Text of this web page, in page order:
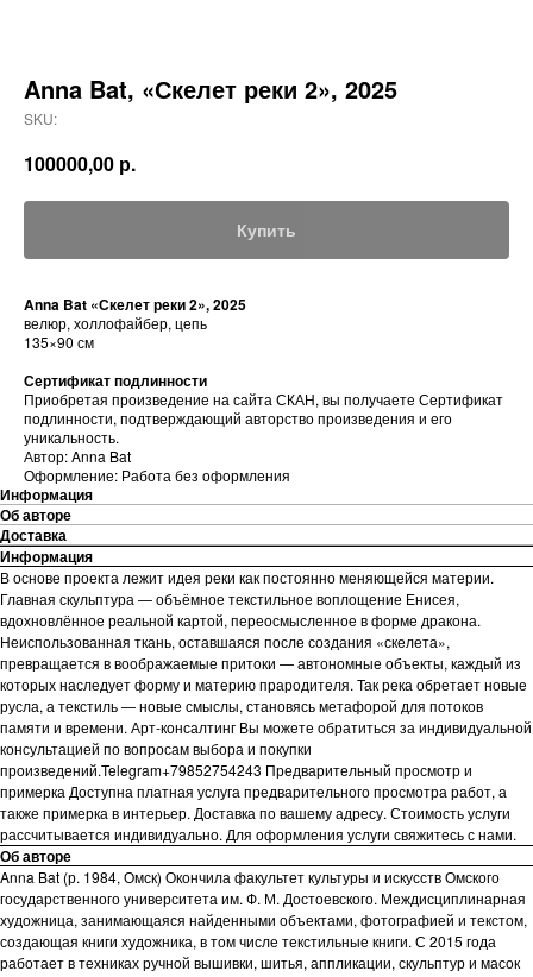
Anna Bat, «Скелет реки 2», 2025
SKU:
100000,00 р.
Купить
Anna Bat «Скелет реки 2», 2025
велюр, холлофайбер, цепь
135×90 см
Сертификат подлинности
Приобретая произведение на сайта СКАН, вы получаете Сертификат
подлинности, подтверждающий авторство произведения и его
уникальность.
Автор: Anna Bat
Оформление: Работа без оформления
Информация
Об авторе
Доставка
Информация
В основе проекта лежит идея реки как постоянно меняющейся материи.
Главная скульптура — объёмное текстильное воплощение Енисея,
вдохновлённое реальной картой, переосмысленное в форме дракона.
Неиспользованная ткань, оставшаяся после создания «скелета»,
превращается в воображаемые притоки — автономные объекты, каждый из
которых наследует форму и материю прародителя. Так река обретает новые
русла, а текстиль — новые смыслы, становясь метафорой для потоков
памяти и времени. Арт-консалтинг Вы можете обратиться за индивидуальной
консультацией по вопросам выбора и покупки
произведений.Telegram+79852754243 Предварительный просмотр и
примерка Доступна платная услуга предварительного просмотра работ, а
также примерка в интерьер. Доставка по вашему адресу. Стоимость услуги
рассчитывается индивидуально. Для оформления услуги свяжитесь с нами.
Об авторе
Anna Bat (р. 1984, Омск) Окончила факультет культуры и искусств Омского
государственного университета им. Ф. М. Достоевского. Междисциплинарная
художница, занимающаяся найденными объектами, фотографией и текстом,
создающая книги художника, в том числе текстильные книги. С 2015 года
работает в техниках ручной вышивки, шитья, аппликации, скульптур и масок